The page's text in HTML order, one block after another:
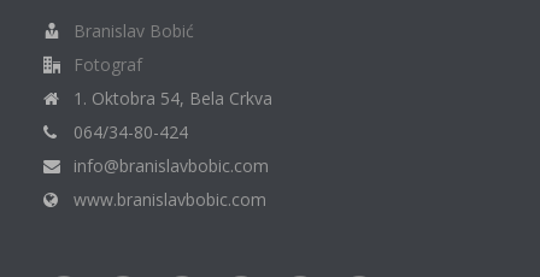
Branislav Bobić
Fotograf
1. Oktobra 54, Bela Crkva
064/34-80-424
info@branislavbobic.com
www.branislavbobic.com